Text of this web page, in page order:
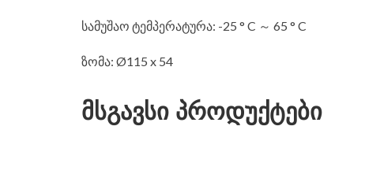
სამუშაო ტემპერატურა: -25 ° C ～ 65 ° C
ზომა: Ø115 x 54
მსგავსი პროდუქტები